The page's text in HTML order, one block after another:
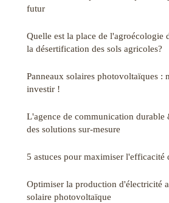
futur
Quelle est la place de l'agroécologie
la désertification des sols agricoles?
Panneaux solaires photovoltaïques :
investir !
L'agence de communication
des solutions sur-mesure
5 astuces pour maximiser l'efficacité
Optimiser la production d'électricité
solaire photovoltaïque